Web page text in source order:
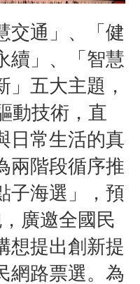
交通」、「健
續」、「智慧
」五大主題，
動技術，直
日常生活的真
兩階段循序推
子海選」，預
廣邀全國民
想提出創新提
網路票選。為